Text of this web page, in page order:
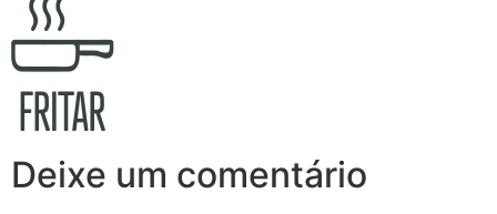
Deixe um comentário